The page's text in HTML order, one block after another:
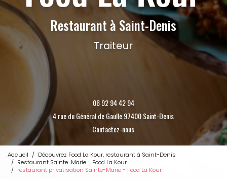
Restaurant à Saint-Denis
Traiteur
06 92 94 42 94
4 rue du Général de Gaulle 97400 Saint-Denis
Contactez-nous
Accueil
Découvrez Food La Kour, restaurant à Saint-Denis
Restaurant Sainte-Marie - Food La Kour
restaurant privatisation Sainte-Marie - Food La Kour